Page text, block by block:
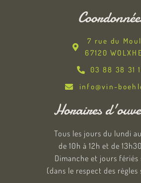
7 rue du
67120
03 88 38 31
info@vin-
Horaires
Tous les jours du lundi
de 10h à 12h et de
Dimanche et jours fériés
(dans le respect des règles